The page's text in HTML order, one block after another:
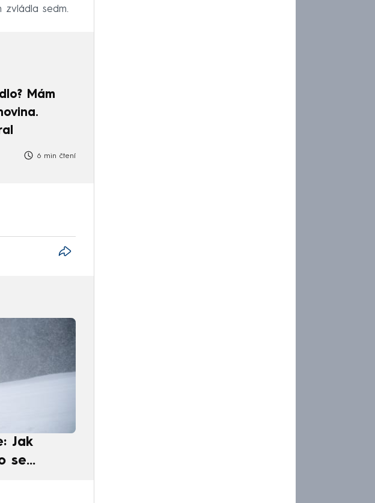
zvládla sedm.
Mám
6 min čtení
Jak
se